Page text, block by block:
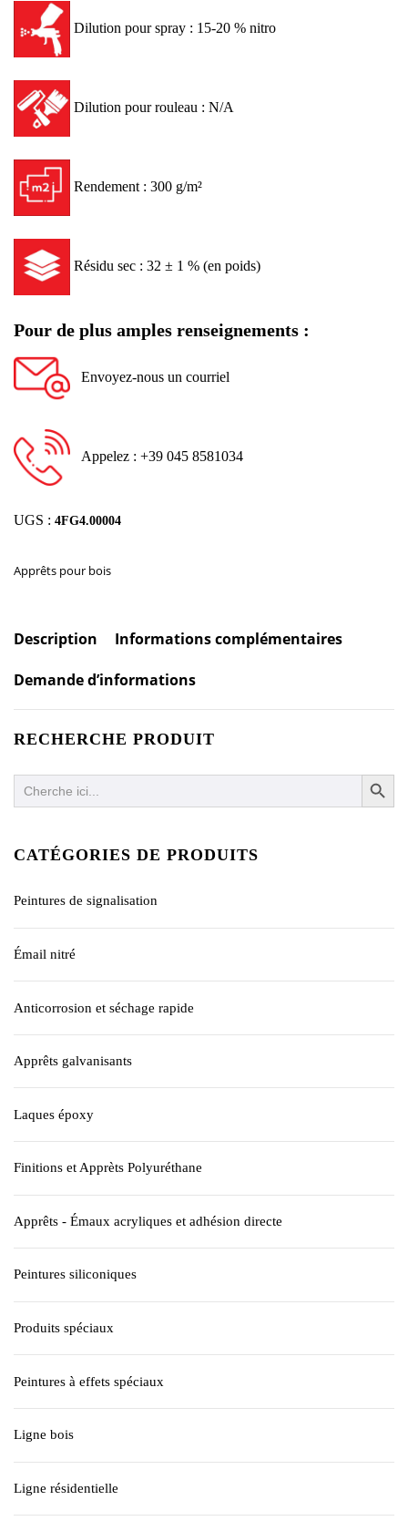
Dilution pour spray : 15-20 % nitro
Dilution pour rouleau : N/A
Rendement : 300 g/m²
Résidu sec : 32 ± 1 % (en poids)
Pour de plus amples renseignements :
Envoyez-nous un courriel
Appelez : +39 045 8581034
UGS : 4FG4.00004
Apprêts pour bois
Description Informations complémentaires
Demande d’informations
RECHERCHE PRODUIT
Search
for:
SEARCH
CATÉGORIES DE PRODUITS
Peintures de signalisation
Émail nitré
Anticorrosion et séchage rapide
Apprêts galvanisants
Laques époxy
Finitions et Apprèts Polyuréthane
Apprêts - Émaux acryliques et adhésion directe
Peintures siliconiques
Produits spéciaux
Peintures à effets spéciaux
Ligne bois
Ligne résidentielle